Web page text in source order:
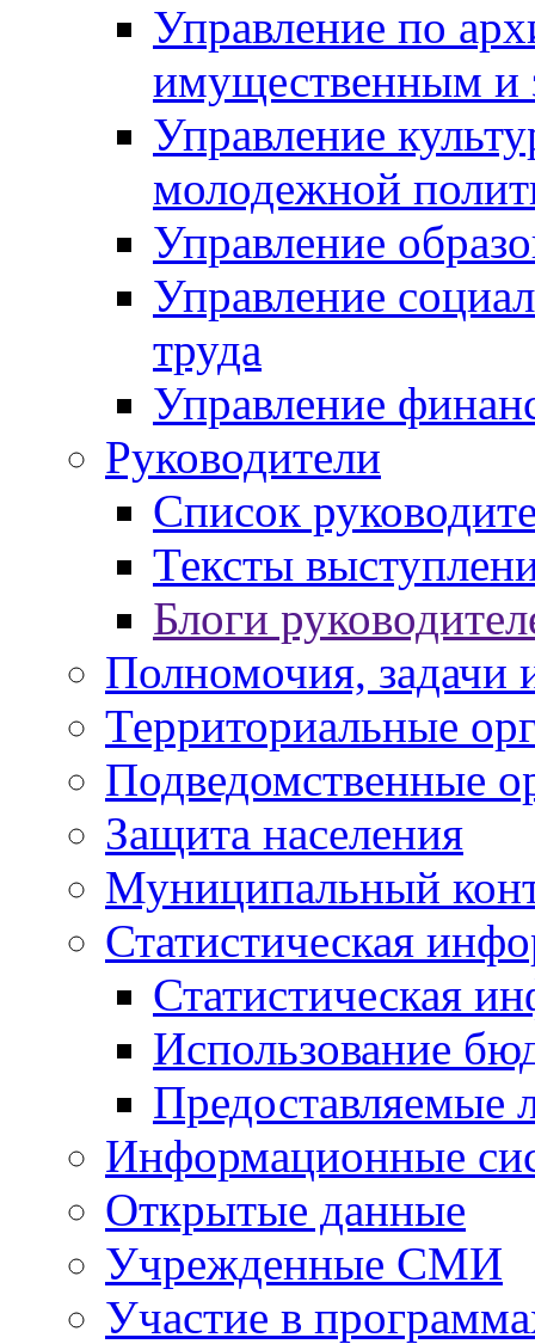
Управление по
имущественным и
Управление
молодежной
Управление
Управление
труда
Управление
Руководители
Список
Тексты
Блоги
Полномочия, задачи
Территориальные
Подведомственные
Защита населения
Муниципальный
Статистическая
Статистическая
Использование
Предоставляемые
Информационные
Открытые данные
Учрежденные СМИ
Участие в